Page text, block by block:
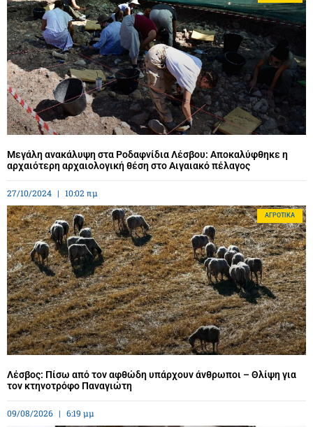
Μεγάλη ανακάλυψη στα Ροδαφνίδια Λέσβου: Αποκαλύφθηκε η
αρχαιότερη αρχαιολογική θέση στο Αιγαιακό πέλαγος
27/10/2024 10:02 πμ
ΑΓΡΟΤΙΚΆ
Λέσβος: Πίσω από τον αφθώδη υπάρχουν άνθρωποι – Θλίψη για
τον κτηνοτρόφο Παναγιώτη
09/08/2026 6:19 μμ